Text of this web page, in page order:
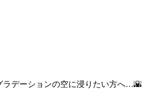
ラデーションの空に浸りたい方へ…🌇